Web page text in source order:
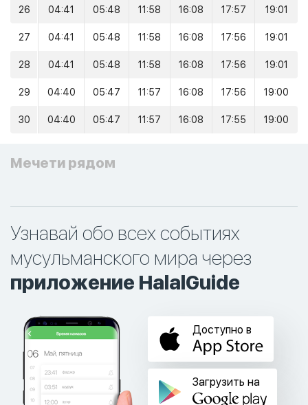
26 04:41 05:48 11:58 16:08 17:57 19:01
27 04:41 05:48 11:58 16:08 17:56 19:01
28 04:41 05:48 11:58 16:08 17:56 19:01
29 04:40 05:47 11:57 16:08 17:56 19:00
30 04:40 05:47 11:57 16:08 17:55 19:00
Мечети рядом
Узнавай обо всех событиях
мусульманского мира через
приложение HalalGuide
Доступно в
Загрузить на